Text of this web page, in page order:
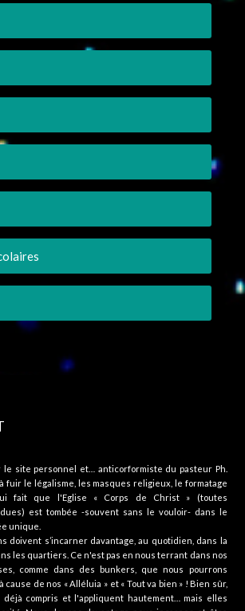
le site personnel et… anticorformiste du pasteur Ph.
fuir le légalisme, les masques religieux, le formatage
fait que l'Eglise « Corps de Christ » (toutes
est tombée -souvent sans le vouloir- dans le
unique.
doivent s’incarner davantage, au quotidien, dans la
les quartiers. Ce n'est pas en nous terrant dans nos
comme dans des bunkers, que nous pourrons
de nos « Alléluia » et « Tout va bien » ! Bien sûr,
déjà compris et l'appliquent hautement… mais elles